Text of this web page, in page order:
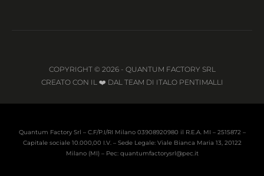
COPYRIGHT © 2026 - QUANTUM FACTORY SRL
CREATO CON IL ❤️ DAL TEAM DI ITALO PENTIMALLI
Quantum Factory Srl – C.F/P.I/RI Milano 03908920980 il R.E.A. MI – 2515872 –
Capitale sociale 10.000,00 I.V. – Sede Legale: Viale Bianca Maria 13, 20122
Milano (MI) – Pec: quantumfactorysrl@pec.it